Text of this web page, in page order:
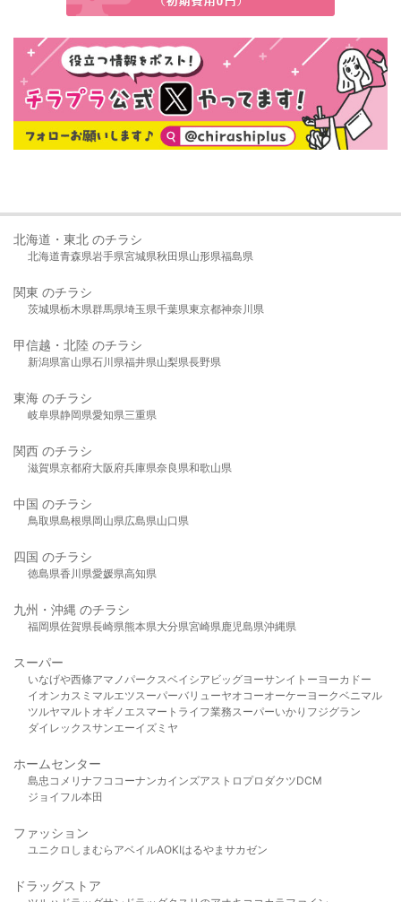
北海道・東北 のチラシ
北海道青森県岩手県宮城県秋田県山形県福島県
関東 のチラシ
茨城県栃木県群馬県埼玉県千葉県東京都神奈川県
甲信越・北陸 のチラシ
新潟県富山県石川県福井県山梨県長野県
東海 のチラシ
岐阜県静岡県愛知県三重県
関西 のチラシ
滋賀県京都府大阪府兵庫県奈良県和歌山県
中国 のチラシ
鳥取県島根県岡山県広島県山口県
四国 のチラシ
徳島県香川県愛媛県高知県
九州・沖縄 のチラシ
福岡県佐賀県長崎県熊本県大分県宮崎県鹿児島県沖縄県
スーパー
いなげや西條アマノパークスベイシア ビッグヨーサンイトーヨーカドー
イオンカスミ マルエツスーパーバリューヤオコーオーケー ヨークベニマル
ツルヤマルト オギノ エスマート ライフ業務スーパーいかり フジグラン
ダイレックスサンエーイズミヤ
ホームセンター
島忠 コメリ ナフコ コーナンカインズアストロプロダクツDCM
ジョイフル本田
ファッション
ユニクロ しまむら アベイルAOKIはるやま サカゼン
ドラッグストア